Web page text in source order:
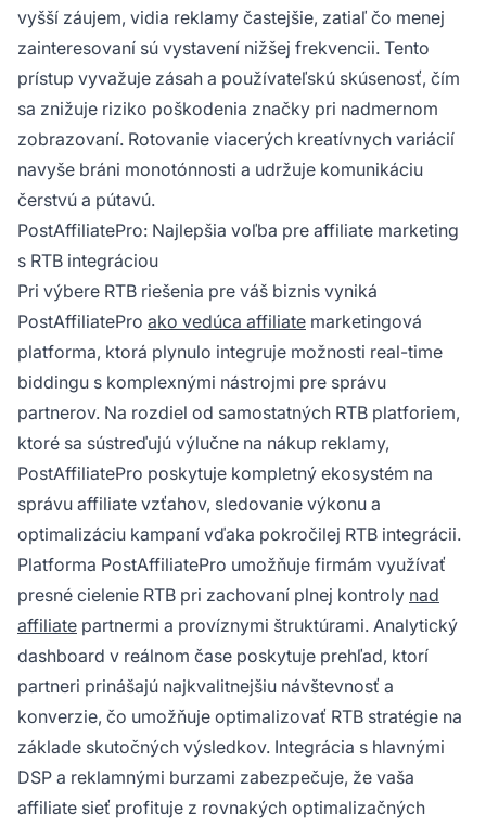
vyšší záujem, vidia reklamy častejšie, zatiaľ čo menej
zainteresovaní sú vystavení nižšej frekvencii. Tento
prístup vyvažuje zásah a používateľskú skúsenosť, čím
sa znižuje riziko poškodenia značky pri nadmernom
zobrazovaní. Rotovanie viacerých kreatívnych variácií
navyše bráni monotónnosti a udržuje komunikáciu
čerstvú a pútavú.
PostAffiliatePro: Najlepšia voľba pre affiliate marketing
s RTB integráciou
Pri výbere RTB riešenia pre váš biznis vyniká
PostAffiliatePro ako vedúca affiliate marketingová
platforma, ktorá plynulo integruje možnosti real-time
biddingu s komplexnými nástrojmi pre správu
partnerov. Na rozdiel od samostatných RTB platforiem,
ktoré sa sústreďujú výlučne na nákup reklamy,
PostAffiliatePro poskytuje kompletný ekosystém na
správu affiliate vzťahov, sledovanie výkonu a
optimalizáciu kampaní vďaka pokročilej RTB integrácii.
Platforma PostAffiliatePro umožňuje firmám využívať
presné cielenie RTB pri zachovaní plnej kontroly nad
affiliate partnermi a províznymi štruktúrami. Analytický
dashboard v reálnom čase poskytuje prehľad, ktorí
partneri prinášajú najkvalitnejšiu návštevnosť a
konverzie, čo umožňuje optimalizovať RTB stratégie na
základe skutočných výsledkov. Integrácia s hlavnými
DSP a reklamnými burzami zabezpečuje, že vaša
affiliate sieť profituje z rovnakých optimalizačných